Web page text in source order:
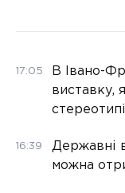
17:05
В Івано-
виставку,
16:39
Державні
можна